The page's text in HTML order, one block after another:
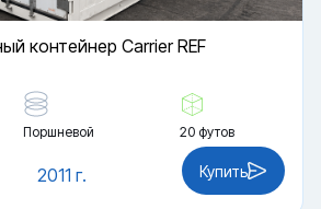
контейнер Carrier REF
Поршневой 20 футов
2011 г. Купить